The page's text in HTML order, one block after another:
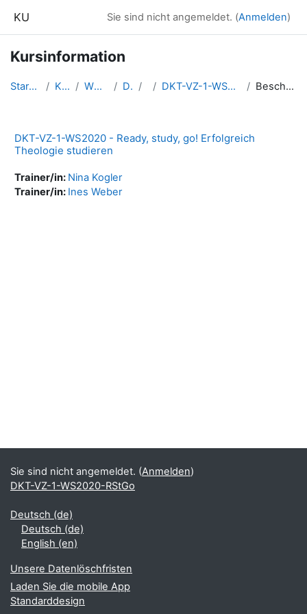
KU Sie sind nicht angemeldet. (Anmelden)
Kursinformation
Startseite Kurse WS2020 DKT 1 DKT-VZ-1-WS2020-RStGo Beschreibung
DKT-VZ-1-WS2020 - Ready, study, go! Erfolgreich
Theologie studieren
Trainer/in: Nina Kogler
Trainer/in: Ines Weber
Sie sind nicht angemeldet. (Anmelden)
DKT-VZ-1-WS2020-RStGo
Deutsch ‎(de)‎
Deutsch ‎(de)‎
English ‎(en)‎
Unsere Datenlöschfristen
Laden Sie die mobile App
Standarddesign